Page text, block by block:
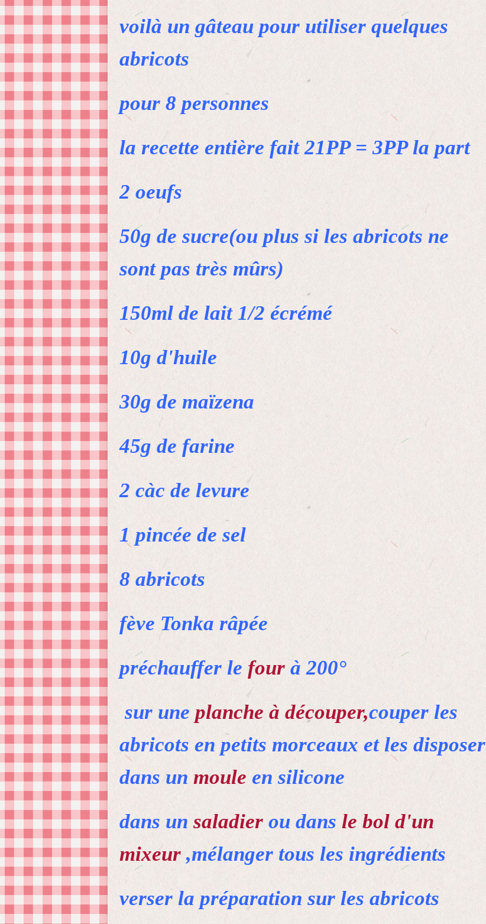
voilà un gâteau pour utiliser quelques
abricots
pour 8 personnes
la recette entière fait 21PP = 3PP la part
2 oeufs
50g de sucre(ou plus si les abricots ne
sont pas très mûrs)
150ml de lait 1/2 écrémé
10g d'huile
30g de maïzena
45g de farine
2 càc de levure
1 pincée de sel
8 abricots
fève Tonka râpée
préchauffer le four à 200°
sur une planche à découper,couper les
abricots en petits morceaux et les disposer
dans un moule en silicone
dans un saladier ou dans le bol d'un
mixeur ,mélanger tous les ingrédients
verser la préparation sur les abricots